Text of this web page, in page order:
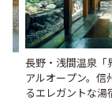
長野・浅間温泉「
アルオープン。信
るエレガントな湯